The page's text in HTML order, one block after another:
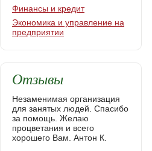
Финансы и кредит
Экономика и управление на
предприятии
Отзывы
Незаменимая организация
для занятых людей. Спасибо
за помощь. Желаю
процветания и всего
хорошего Вам. Антон К.